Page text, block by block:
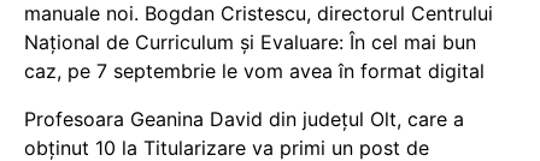
manuale noi. Bogdan Cristescu, directorul Centrului
Național de Curriculum și Evaluare: În cel mai bun
caz, pe 7 septembrie le vom avea în format digital
Profesoara Geanina David din județul Olt, care a
obținut 10 la Titularizare va primi un post de